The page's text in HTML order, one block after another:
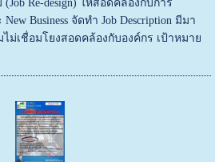
Re-design) ให้สอดคล้องกับการ
Business จัดทำ Job Description มีมา
ม่เชื่อมโยงสอดคล้องกับองค์กร เป้าหมาย